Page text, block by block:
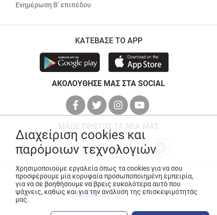
Ενημέρωση Β’ επιπέδου
ΚΑΤΕΒΑΣΕ ΤΟ APP
ΑΚΟΛΟΥΘΗΣΕ ΜΑΣ ΣΤΑ SOCIAL
© Copyright 2026ANEDIK Kritikos. All Rights Reserved
Made with
byDesquared
Διαχείριση cookies και
παρόμοιων τεχνολογιών
Χρησιμοποιούμε εργαλεία όπως τα cookies για να σου
προσφέρουμε μία κορυφαία προσωποποιημένη εμπειρία,
για να σε βοηθήσουμε να βρεις ευκολότερα αυτό που
ψάχνεις, καθώς και για την ανάλυση της επισκεψιμότητάς
μας.